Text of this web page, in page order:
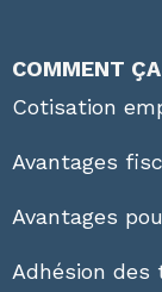
COMMENT
Cotisation
Avantages
Avantages
Adhésion des